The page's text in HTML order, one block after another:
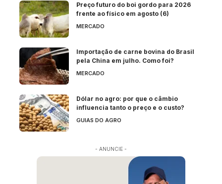
Preço futuro do boi gordo para 2026
frente ao físico em agosto (6)
MERCADO
Importação de carne bovina do Brasil
pela China em julho. Como foi?
MERCADO
Dólar no agro: por que o câmbio
influencia tanto o preço e o custo?
GUIAS DO AGRO
- ANUNCIE -